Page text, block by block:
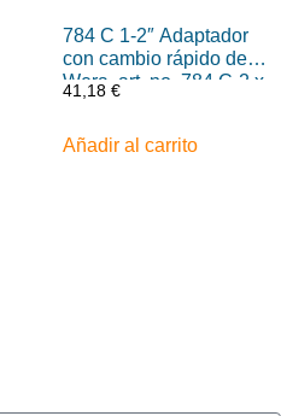
784 C 1-2″ Adaptador
con cambio rápido de
Wera, art. no. 784 C-2 x
5-16″ x 50 mm
41,18 €
Añadir al carrito